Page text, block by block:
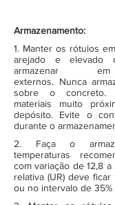
Armazenamento:
1. Manter os rótulos
arejado e elevado
armazenar
externos. Nunca
sobre o concreto.
materiais muito
depósito. Evite o
durante o
2. Faça o
temperaturas
com variação de 12,8 a
relativa (UR) deve
ou no intervalo de 35%